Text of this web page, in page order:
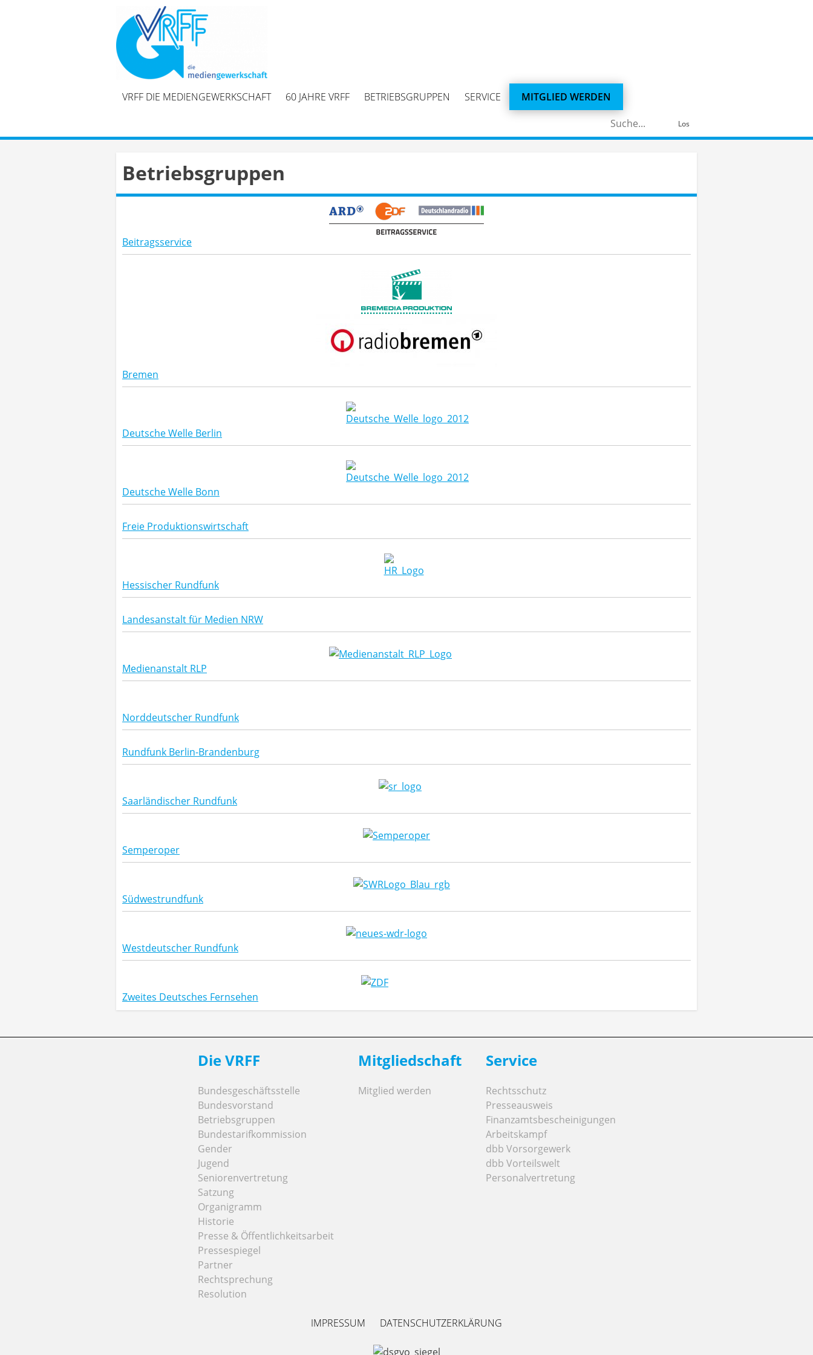
VRFF DIE MEDIENGEWERKSCHAFT 60 JAHRE VRFF BETRIEBSGRUPPEN SERVICE
MITGLIED WERDEN
Los
Betriebsgruppen
Beitragsservice
Bremen
Deutsche Welle Berlin
Deutsche Welle Bonn
Freie Produktionswirtschaft
Hessischer Rundfunk
Landesanstalt für Medien NRW
Medienanstalt RLP
Norddeutscher Rundfunk
Rundfunk Berlin-Brandenburg
Saarländischer Rundfunk
Semperoper
Südwestrundfunk
Westdeutscher Rundfunk
Zweites Deutsches Fernsehen
Die VRFF
Bundesgeschäftsstelle
Bundesvorstand
Betriebsgruppen
Bundestarifkommission
Gender
Jugend
Seniorenvertretung
Satzung
Organigramm
Historie
Presse & Öffentlichkeitsarbeit
Pressespiegel
Partner
Rechtsprechung
Resolution
Mitgliedschaft
Mitglied werden
Service
Rechtsschutz
Presseausweis
Finanzamtsbescheinigungen
Arbeitskampf
dbb Vorsorgewerk
dbb Vorteilswelt
Personalvertretung
IMPRESSUM DATENSCHUTZERKLÄRUNG